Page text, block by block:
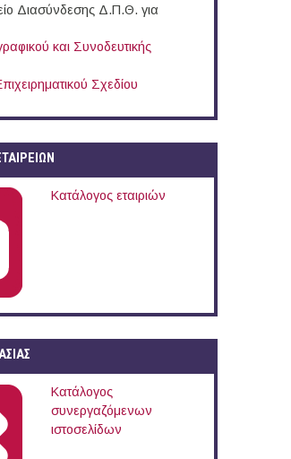
Διασύνδεσης Δ.Π.Θ. για
και Συνοδευτικής
Σχεδίου
Κατάλογος εταιριών
Κατάλογος
συνεργαζόμενων
ιστοσελίδων